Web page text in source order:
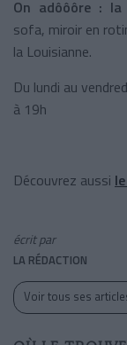
On adôôôre :
sofa, miroir en
la Louisianne.
Du lundi au
à 19h
Découvrez aussi
écrit par
LA RÉDACTION
Voir tous ses